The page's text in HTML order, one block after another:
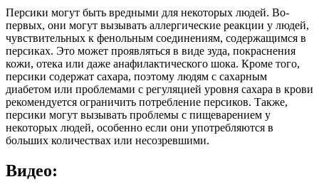
Персики могут быть вредными для некоторых людей. Во-
первых, они могут вызывать аллергические реакции у людей,
чувствительных к фенольным соединениям, содержащимся в
персиках. Это может проявляться в виде зуда, покраснения
кожи, отека или даже анафилактического шока. Кроме того,
персики содержат сахара, поэтому людям с сахарным
диабетом или проблемами с регуляцией уровня сахара в крови
рекомендуется ограничить потребление персиков. Также,
персики могут вызывать проблемы с пищеварением у
некоторых людей, особенно если они употребляются в
больших количествах или несозревшими.
Видео: